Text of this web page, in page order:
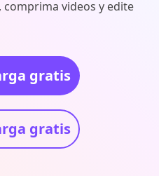
comprima videos y edite
gratis
gratis